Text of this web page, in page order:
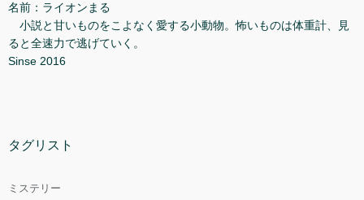
名前：ライオンまる
小説と甘いものをこよなく愛する小動物。怖いものは体重計、見
ると全速力で逃げていく。
Sinse 2016
タグリスト
ミステリー